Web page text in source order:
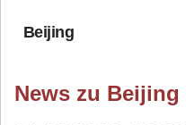
Beijing
News zu Beijing